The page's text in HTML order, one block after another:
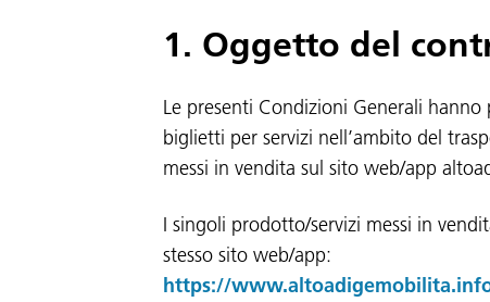
1. Oggetto del
Le presenti Condizioni Generali
biglietti per servizi nell’ambito del
messi in vendita sul sito web/app
I singoli prodotto/servizi messi in
stesso sito web/app:
https://